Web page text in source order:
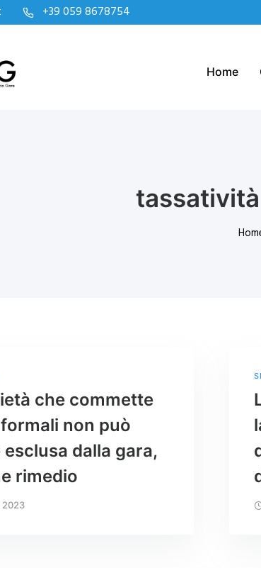
+39 059 8678754
Home
che commette
non può
esclusa dalla gara,
rimedio
2023